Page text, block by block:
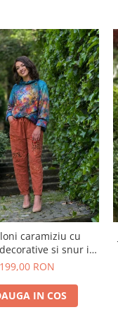
caramiziu cu
si snur in
talie
199,00 RON
IN COS